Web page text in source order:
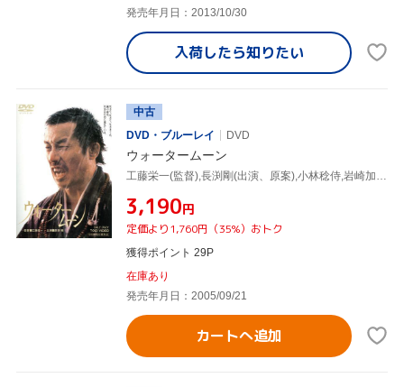
発売年月日：2013/10/30
入荷したら知りたい
中古
DVD・ブルーレイ
DVD
ウォータームーン
¥3,190円
定価より1,760円（35%）おトク
獲得ポイント 29P
在庫あり
発売年月日：2005/09/21
カートへ追加